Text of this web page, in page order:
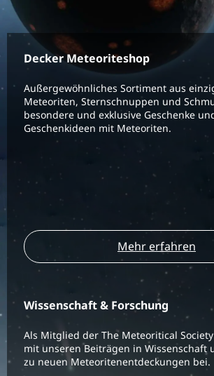
Decker Meteoriteshop
Außergewöhnliches Sortiment aus
Meteoriten, Sternschnuppen und
besondere und exklusive Geschenke
Geschenkideen mit Meteoriten.
Mehr erfahren
Wissenschaft & Forschung
Als Mitglied der The Meteoritical
mit unseren Beiträgen in Wissenschaft
zu neuen Meteoritenentdeckungen bei.